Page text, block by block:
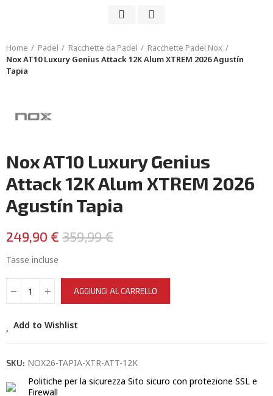
Home Padel Racchette da Padel
Racchette Padel Nox
Nox AT10 Luxury Genius Attack 12K Alum XTREM 2026 Agustín
Tapia
Nox AT10 Luxury Genius
Attack 12K Alum XTREM 2026
Agustín Tapia
249,90 € 359,99 €
Tasse incluse
AGGIUNGI AL CARRELLO
Add to Wishlist
SKU: NOX26-TAPIA-XTR-ATT-12K
Politiche per la sicurezza Sito sicuro con protezione SSL e
Firewall